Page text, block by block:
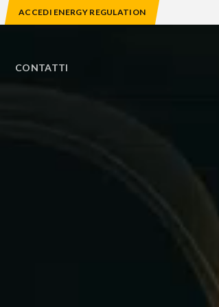
ACCEDI ENERGY REGULATION
CONTATTI